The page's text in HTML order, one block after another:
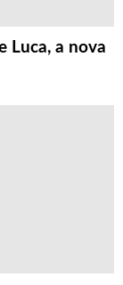
Luca, a nova